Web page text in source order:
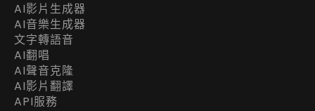
AI影片生成器
AI音樂生成器
文字轉語音
AI翻唱
AI聲音克隆
AI影片翻譯
API服務